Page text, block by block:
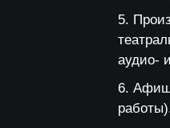
аудио-